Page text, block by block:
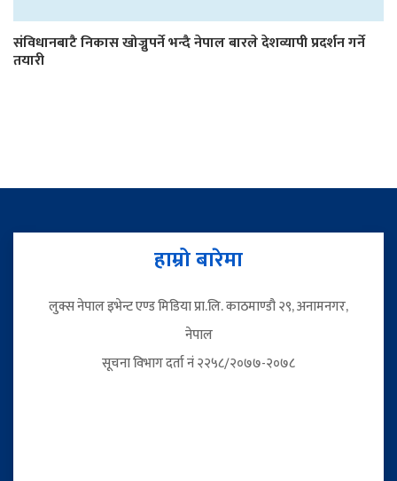
संविधानबाटै निकास खोज्नुपर्ने भन्दै नेपाल बारले देशव्यापी प्रदर्शन गर्ने
तयारी
हाम्रो बारेमा
लुक्स नेपाल इभेन्ट एण्ड मिडिया प्रा.लि. काठमाण्डौ २९, अनामनगर,
नेपाल
सूचना विभाग दर्ता नं २२५८/२०७७-२०७८